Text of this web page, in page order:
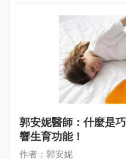
郭安妮醫師：什麼是
響生育功能！
作者：郭安妮